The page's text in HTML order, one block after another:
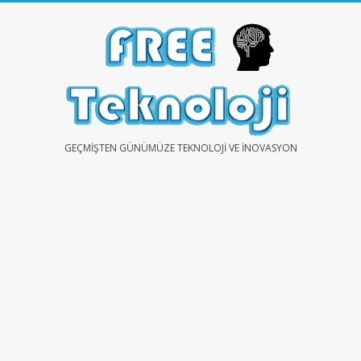
FREEGEÇMIŞTEN GÜNÜMÜZE TEKNOLOJI VE İNOVASYON